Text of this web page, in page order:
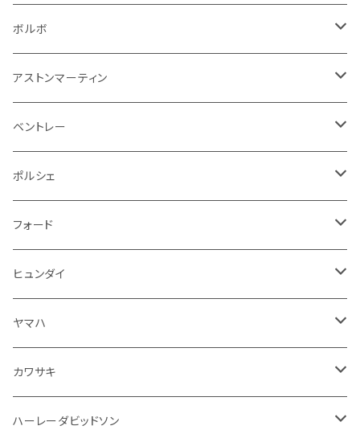
その他
シートベルト周り
ステアリング
ステアリングホイールカバー
修理ツール
運転席周り
アームレスト
ドア回り
ホーン
キーホルダー
収納用品
灰皿・ゴミ箱
インテリアパネル
ドリンクホルダー
リアワイパー
オーディオ系
その他
ケーブル系
排気系
ガスケット
通信系
吸気系
エアフィルター
外装系
収納系
アームレスト
シフトレバー
その他
冷却系
ラジエーター
キーホルダー
タイヤ回り
泥除け
ワイパー
その他
シフトノブ
運転席周り
ドア回り
アームレスト
ライト系
ウインカー
フロアマット
シフトノブ
ボルボ
フロアマット
トランクマット
アストンマーティン
フロアマット
ベントレー
フロアマット
外装
グリル
ポルシェ
フロアマット
その他
フォード
フロアマット
ダッシュボード
ドア回り
エンジン系
ヒュンダイ
フロアマット
ヤマハ
電装系
ウインカー
モーター系
カワサキ
ミラー
ハーレーダビッドソン